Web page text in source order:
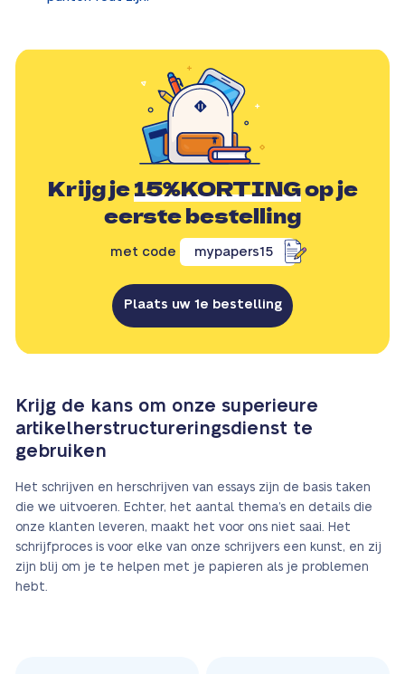
Krijg je15%KORTINGop je
eerste bestelling
met code mypapers15
Plaats uw 1e bestelling
Krijg de kans om onze superieure
artikelherstructureringsdienst te
gebruiken
Het schrijven en herschrijven van essays zijn de basis taken
die we uitvoeren. Echter, het aantal thema’s en details die
onze klanten leveren, maakt het voor ons niet saai. Het
schrijfproces is voor elke van onze schrijvers een kunst, en zij
zijn blij om je te helpen met je papieren als je problemen
hebt.